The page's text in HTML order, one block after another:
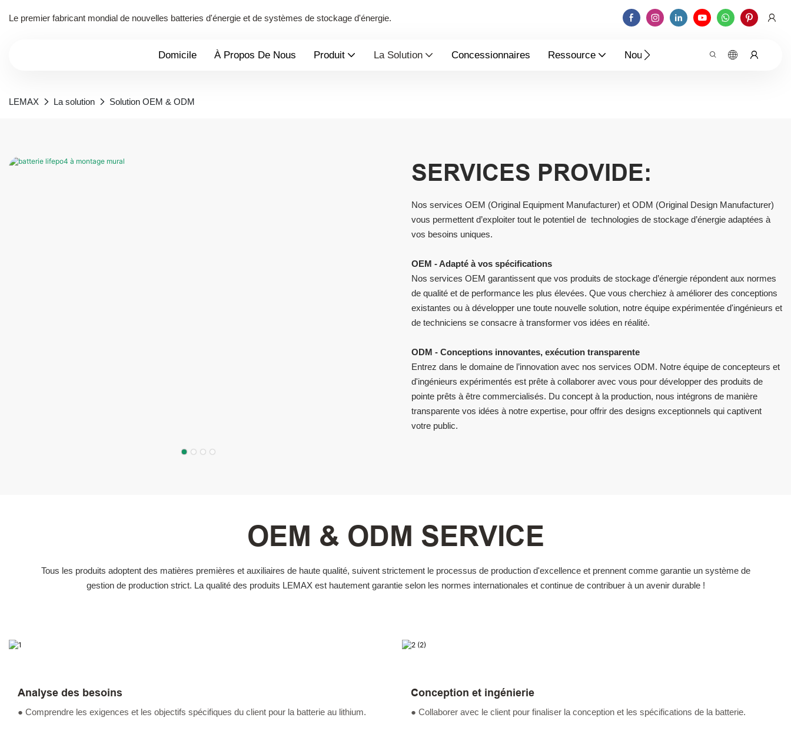
Le premier fabricant mondial de nouvelles batteries d'énergie et de systèmes de stockage d'énergie.
Domicile À Propos De Nous Produit La Solution Concessionnaires Ressource Nouvelles Contactez-Nous
LEMAX La solution Solution OEM & ODM
SERVICES PROVIDE:
Nos services OEM (Original Equipment Manufacturer) et ODM (Original Design Manufacturer)
vous permettent d’exploiter tout le potentiel de technologies de stockage d’énergie adaptées à
vos besoins uniques.
OEM - Adapté à vos spécifications
Nos services OEM garantissent que vos produits de stockage d’énergie répondent aux normes
de qualité et de performance les plus élevées. Que vous cherchiez à améliorer des conceptions
existantes ou à développer une toute nouvelle solution, notre équipe expérimentée d'ingénieurs et
de techniciens se consacre à transformer vos idées en réalité.
ODM - Conceptions innovantes, exécution transparente
Entrez dans le domaine de l’innovation avec nos services ODM. Notre équipe de concepteurs et
d'ingénieurs expérimentés est prête à collaborer avec vous pour développer des produits de
pointe prêts à être commercialisés. Du concept à la production, nous intégrons de manière
transparente vos idées à notre expertise, pour offrir des designs exceptionnels qui captivent
votre public.
OEM & ODM SERVICE
Tous les produits adoptent des matières premières et auxiliaires de haute qualité, suivent strictement le processus de production d'excellence et prennent comme garantie un système de
gestion de production strict. La qualité des produits LEMAX est hautement garantie selon les normes internationales et continue de contribuer à un avenir durable !
Analyse des besoins
● Comprendre les exigences et les objectifs spécifiques du client pour la batterie au lithium.
Conception et ingénierie
● Collaborer avec le client pour finaliser la conception et les spécifications de la batterie.